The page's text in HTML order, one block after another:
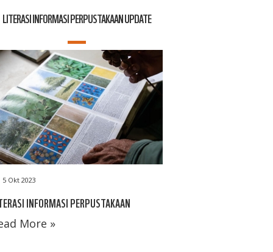
LITERASI INFORMASI PERPUSTAKAAN UPDATE
5 Okt 2023
INFORMASI PERPUSTAKAAN
More »